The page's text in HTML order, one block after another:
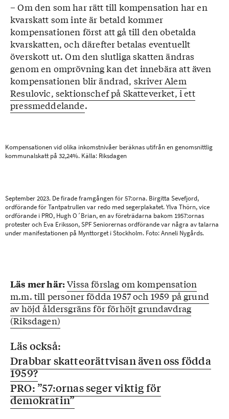
– Om den som har rätt till kompensation har en
kvarskatt som inte är betald kommer
kompensationen först att gå till den obetalda
kvarskatten, och därefter betalas eventuellt
överskott ut. Om den slutliga skatten ändras
genom en omprövning kan det innebära att även
kompensationen blir ändrad, skriver Alem
Resulovic, sektionschef på Skatteverket, i ett
pressmeddelande.
Kompensationen vid olika inkomstnivåer beräknas utifrån en genomsnittlig
kommunalskatt på 32,24%. Källa: Riksdagen
September 2023. De firade framgången för 57:orna. Birgitta Sevefjord,
ordförande för Tantpatrullen var redo med segerplakatet. Ylva Thörn, vice
ordförande i PRO, Hugh O´Brian, en av företrädarna bakom 1957:ornas
protester och Eva Eriksson, SPF Seniorernas ordförande var några av talarna
under manifestationen på Mynttorget i Stockholm. Foto: Anneli Nygårds.
Läs mer här:Vissa förslag om kompensation
m.m. till personer födda 1957 och 1959 på grund
av höjd åldersgräns för förhöjt grundavdrag
(Riksdagen)
Läs också:
Drabbar skatteorättvisan även oss födda
1959?
PRO: ”57:ornas seger viktig för
demokratin”